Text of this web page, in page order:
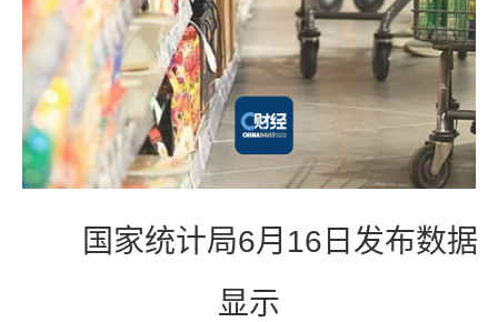
国家统计局6月16日发布数据
显示